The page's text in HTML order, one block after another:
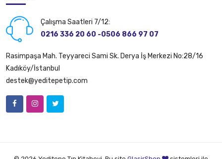
Çalışma Saatleri 7/12:
0216 336 20 60 -0506 866 97 07
Rasimpaşa Mah. Teyyareci Sami Sk. Derya İş Merkezi No:28/16
Kadıköy/İstanbul
destek@yeditepetip.com